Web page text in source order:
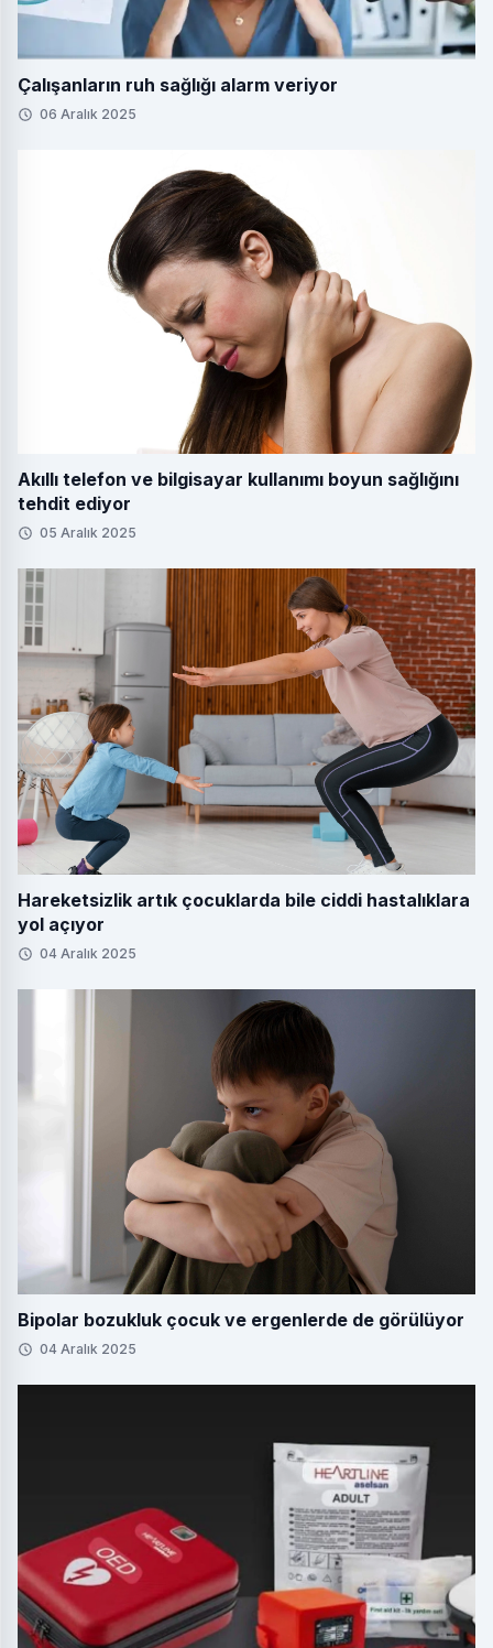
Çalışanların ruh sağlığı alarm veriyor
06 Aralık 2025
Akıllı telefon ve bilgisayar kullanımı boyun sağlığını
tehdit ediyor
05 Aralık 2025
Hareketsizlik artık çocuklarda bile ciddi hastalıklara
yol açıyor
04 Aralık 2025
Bipolar bozukluk çocuk ve ergenlerde de görülüyor
04 Aralık 2025